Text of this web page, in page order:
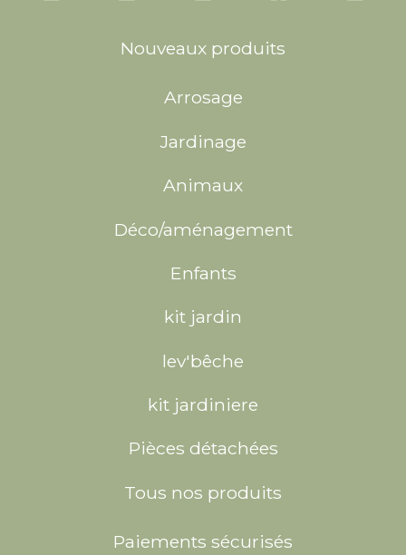
Nouveaux produits
Arrosage
Jardinage
Animaux
Déco/aménagement
Enfants
kit jardin
lev'bêche
kit jardiniere
Pièces détachées
Tous nos produits
Paiements sécurisés